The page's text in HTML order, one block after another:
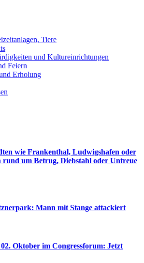
Tiere
und Kultureinrichtungen
Feiern
Erholung
wie Frankenthal, Ludwigshafen oder
rund um Betrug, Diebstahl oder Untreue
Mann mit Stange attackiert
Oktober im Congressforum: Jetzt